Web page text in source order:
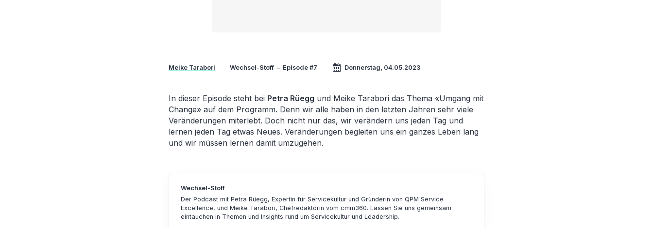
Meike Tarabori Wechsel-Stoff – Episode #7 Donnerstag, 04.05.2023
In dieser Episode steht bei Petra Rüegg und Meike Tarabori das Thema «Umgang mit
Change» auf dem Programm. Denn wir alle haben in den letzten Jahren sehr viele
Veränderungen miterlebt. Doch nicht nur das, wir verändern uns jeden Tag und
lernen jeden Tag etwas Neues. Veränderungen begleiten uns ein ganzes Leben lang
und wir müssen lernen damit umzugehen.
Wechsel-Stoff
Der Podcast mit Petra Rüegg, Expertin für Servicekultur und Gründerin von QPM Service
Excellence, und Meike Tarabori, Chefredaktorin vom cmm360. Lassen Sie uns gemeinsam
eintauchen in Themen und Insights rund um Servicekultur und Leadership.